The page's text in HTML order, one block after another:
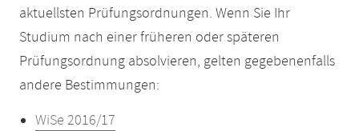
aktuellsten Prüfungsordnungen. Wenn Sie Ihr
Studium nach einer früheren oder späteren
Prüfungsordnung absolvieren, gelten gegebenenfalls
andere Bestimmungen:
WiSe 2016/17